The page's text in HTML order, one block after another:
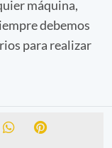
máquina,
debemos
para realizar